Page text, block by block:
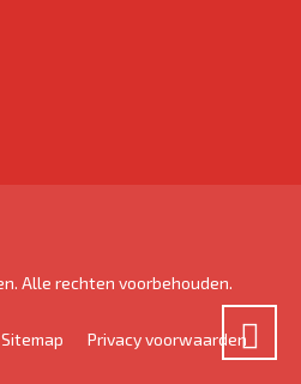
Alle rechten voorbehouden.
Sitemap
Privacy voorwaarden